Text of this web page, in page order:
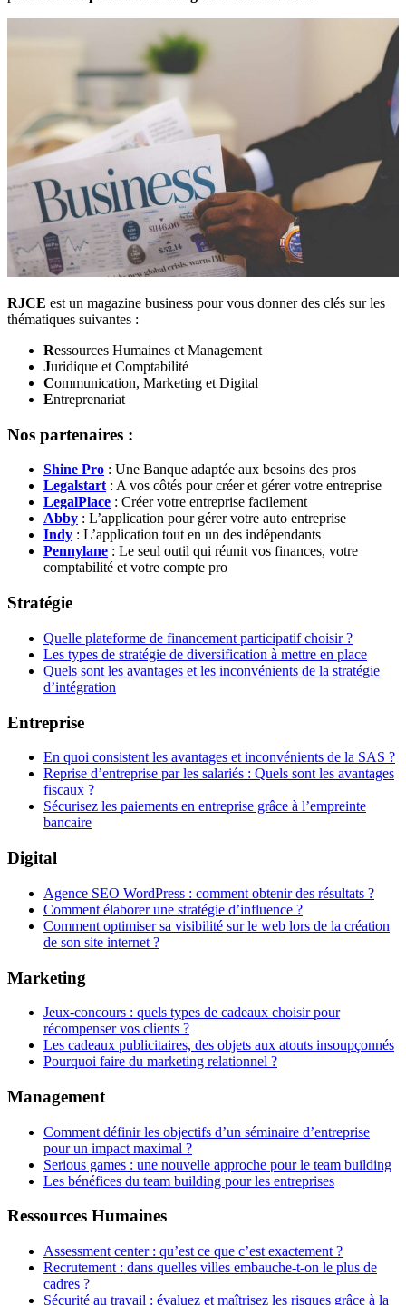
RJCE est un magazine business pour vous donner des clés sur les
thématiques suivantes :
Ressources Humaines et Management
Juridique et Comptabilité
Communication, Marketing et Digital
Entreprenariat
Nos partenaires :
Shine Pro : Une Banque adaptée aux besoins des pros
Legalstart: A vos côtés pour créer et gérer votre entreprise
LegalPlace : Créer votre entreprise facilement
Abby : L’application pour gérer votre auto entreprise
Indy : L’application tout en un des indépendants
Pennylane : Le seul outil qui réunit vos finances, votre
comptabilité et votre compte pro
Stratégie
Quelle plateforme de financement participatif choisir ?
Les types de stratégie de diversification à mettre en place
Quels sont les avantages et les inconvénients de la stratégie
d’intégration
Entreprise
En quoi consistent les avantages et inconvénients de la SAS ?
Reprise d’entreprise par les salariés : Quels sont les avantages
fiscaux ?
Sécurisez les paiements en entreprise grâce à l’empreinte
bancaire
Digital
Agence SEO WordPress : comment obtenir des résultats ?
Comment élaborer une stratégie d’influence ?
Comment optimiser sa visibilité sur le web lors de la création
de son site internet ?
Marketing
Jeux-concours : quels types de cadeaux choisir pour
récompenser vos clients ?
Les cadeaux publicitaires, des objets aux atouts insoupçonnés
Pourquoi faire du marketing relationnel ?
Management
Comment définir les objectifs d’un séminaire d’entreprise
pour un impact maximal ?
Serious games : une nouvelle approche pour le team building
Les bénéfices du team building pour les entreprises
Ressources Humaines
Assessment center : qu’est ce que c’est exactement ?
Recrutement : dans quelles villes embauche-t-on le plus de
cadres ?
Sécurité au travail : évaluez et maîtrisez les risques grâce à la